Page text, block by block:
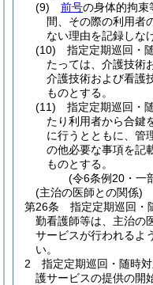
(9)
前号の身体的拘束
間、その際の利用者
ない理由を記録しな
(10)
指定定期巡回・
たっては、介護技術
介護技術および看護
ものとする。
(11)
指定定期巡回・
たり利用者から合鍵
に行うとともに、管
の他必要な事項を記
ものとする。
(令6条例20・一
(主治の医師との関係)
第26条
指定定期巡回・
勤看護師等は、主治の
サービスが行われるよ
い。
2
指定定期巡回・随時
護サービスの提供の開